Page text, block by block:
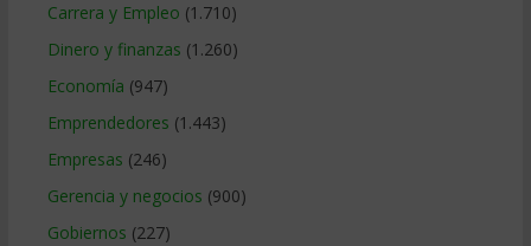
Carrera y Empleo (1.710)
Dinero y finanzas (1.260)
Economía (947)
Emprendedores (1.443)
Empresas (246)
Gerencia y negocios (900)
Gobiernos (227)